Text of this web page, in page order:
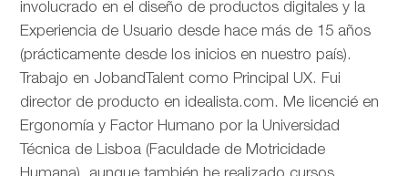
involucrado en el diseño de productos digitales y la
Experiencia de Usuario desde hace más de 15 años
(prácticamente desde los inicios en nuestro país).
Trabajo en JobandTalent como Principal UX. Fui
director de producto en idealista.com. Me licencié en
Ergonomía y Factor Humano por la Universidad
Técnica de Lisboa (Faculdade de Motricidade